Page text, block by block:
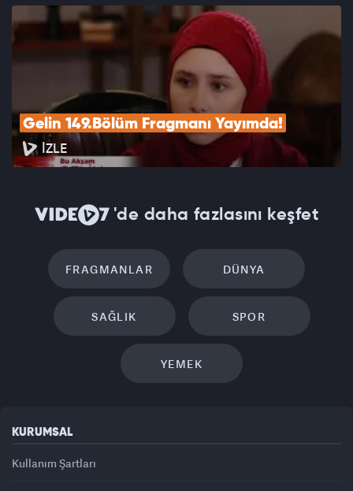
Gelin 149.Bölüm Fragmanı Yayımda!
İZLE
'de daha fazlasını keşfet
FRAGMANLAR DÜNYA
SAĞLIK SPOR
YEMEK
KURUMSAL
Kullanım Şartları